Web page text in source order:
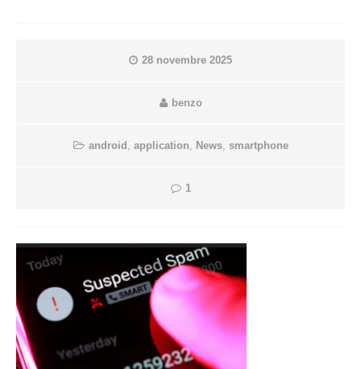
28 novembre 2025
benzo
android application News, smartphone
1